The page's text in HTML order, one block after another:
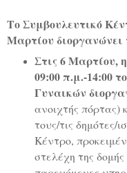
Το Συμβουλευτικό
Μαρτίου διοργανώνει
Στις 6 Μαρτίου,
09:00 π.μ.-14:00
Γυναικών
ανοιχτής πόρτας)
τους/τις δημότες/
Κέντρο,
στελέχη της δομής